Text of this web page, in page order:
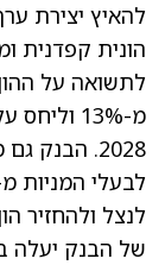
להאיץ יצירת
הונית קפדנית
2028.
של הבנק יעלה